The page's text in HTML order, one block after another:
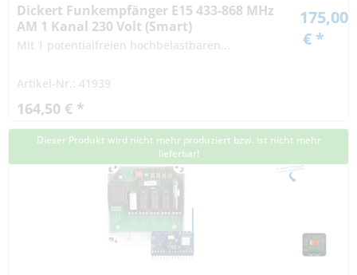
Dickert Funkempfänger E15 433-868 MHz
AM 1 Kanal 230 Volt (Smart)
Mit 1 potentialfreien hochbelastbaren...
Artikel-Nr.: 41939
164,50 € *
175,00
€ *
Dieser Produkt wird nicht mehr produziert bzw. ist nicht mehr
lieferbar!